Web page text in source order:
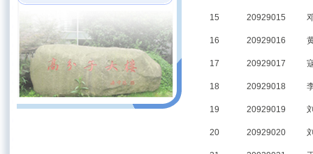
15 20929015
16 20929016
17 20929017
18 20929018
19 20929019
20 20929020